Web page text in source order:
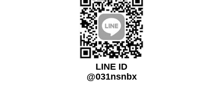
LINE ID
@031nsnbx